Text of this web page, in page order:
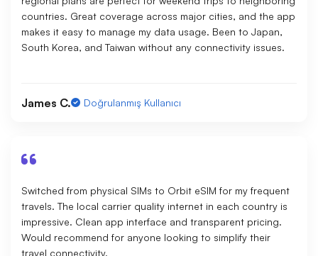
countries. Great coverage across major cities, and the app
makes it easy to manage my data usage. Been to Japan,
South Korea, and Taiwan without any connectivity issues.
James C. Doğrulanmış Kullanıcı
Switched from physical SIMs to Orbit eSIM for my frequent
travels. The local carrier quality internet in each country is
impressive. Clean app interface and transparent pricing.
Would recommend for anyone looking to simplify their
travel connectivity.